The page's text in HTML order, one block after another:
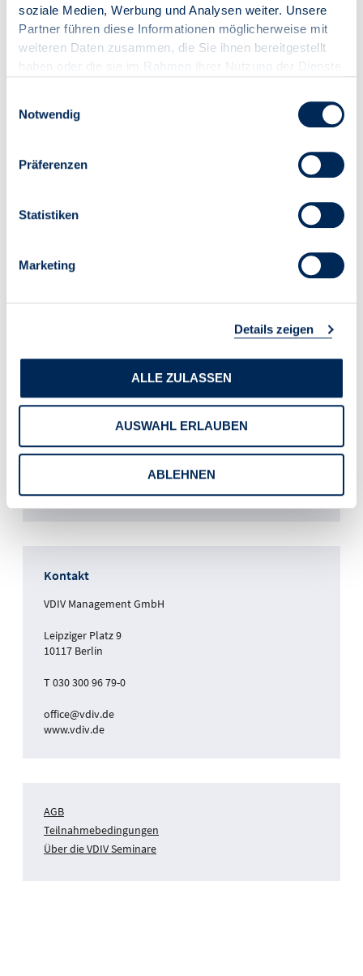
soziale Medien, Werbung und Analysen weiter. Unsere
Partner führen diese Informationen möglicherweise mit
weiteren Daten zusammen, die Sie ihnen bereitgestellt
haben oder die sie im Rahmen Ihrer Nutzung der Dienste
Notwendig
Präferenzen
Statistiken
Marketing
Details zeigen
ALLE ZULASSEN
AUSWAHL ERLAUBEN
ABLEHNEN
Datum:23. - 24.02.2027
Zeitraum: 11:00 – 18:00 Uhr
69115 Heidelberg
(Geschäftsführer/innen und leitende Angestellte)
Themengebiet:
Grundlagen der Immobilienwirtschaft,
Mietobjekten, Kaufmännische Grundlagen
Teilnahmegebühr Mitglied:
296,31 € (249,00 € zzgl. 19,00
VDIV Management GmbH
Leipziger Platz 9
Kontakt
VDIV Management GmbH
Leipziger Platz 9
10117 Berlin
T 030 300 96 79-0
office@vdiv.de
www.vdiv.de
AGB
Teilnahmebedingungen
Über die VDIV Seminare